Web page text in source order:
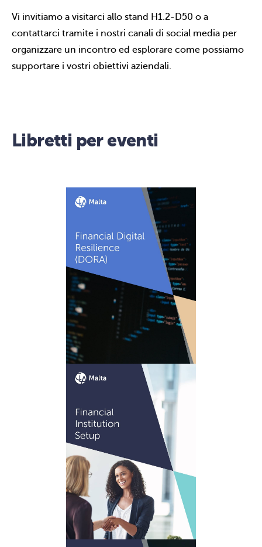
Vi invitiamo a visitarci allo stand H1.2-D50 o a
contattarci tramite i nostri canali di social media per
organizzare un incontro ed esplorare come possiamo
supportare i vostri obiettivi aziendali.
Libretti per eventi